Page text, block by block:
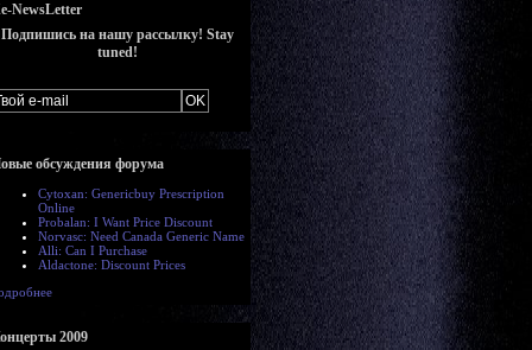
NewsLetter
Подпишись на нашу рассылку! Stay
tuned!
обсуждения форума
Cytoxan: Genericbuy Prescription
Online
Probalan: I Want Price Discount
Norvasc: Need Canada Generic Name
Alli: Can I Purchase
Aldactone: Discount Prices
2009